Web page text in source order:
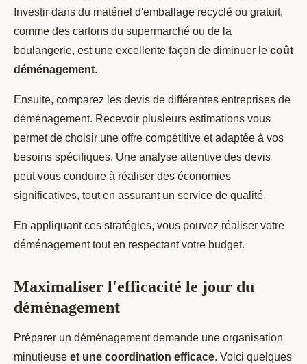
Investir dans du matériel d'emballage recyclé ou gratuit,
comme des cartons du supermarché ou de la
boulangerie, est une excellente façon de diminuer le coût
déménagement.
Ensuite, comparez les devis de différentes entreprises de
déménagement. Recevoir plusieurs estimations vous
permet de choisir une offre compétitive et adaptée à vos
besoins spécifiques. Une analyse attentive des devis
peut vous conduire à réaliser des économies
significatives, tout en assurant un service de qualité.
En appliquant ces stratégies, vous pouvez réaliser votre
déménagement tout en respectant votre budget.
Maximaliser l'efficacité le jour du
déménagement
Préparer un déménagement demande une organisation
minutieuse et une coordination efficace. Voici quelques